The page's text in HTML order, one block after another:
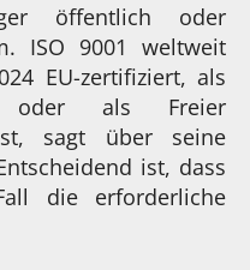
öffentlich oder
ISO 9001 weltweit
EU-zertifiziert, als
oder als Freier
sagt über seine
ist, dass
die erforderliche